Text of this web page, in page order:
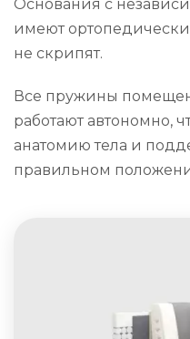
Основания с
имеют
не скрипят.
Все пружины
работают автономно,
анатомию тела и
правильном